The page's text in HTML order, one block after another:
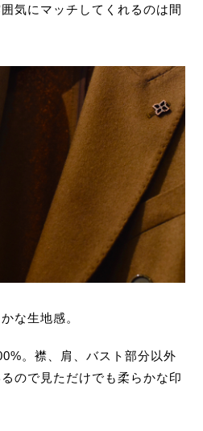
気にマッチしてくれるのは間
な生地感。
。襟、肩、バスト部分以外
ので見ただけでも柔らかな印